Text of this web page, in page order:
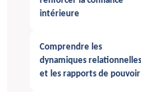
intérieure
Comprendre les
dynamiques relationnelles
et les rapports de pouvoir